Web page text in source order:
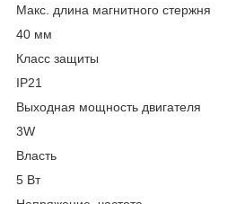
Макс. длина магнитного стержня
40 мм
Класс защиты
IP21
Выходная мощность двигателя
3W
Власть
5 Вт